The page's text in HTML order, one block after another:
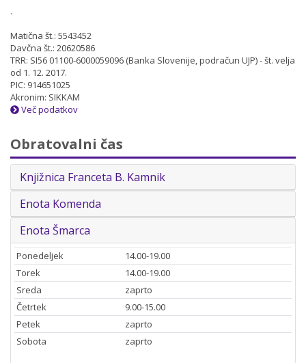
.
Matična št.: 5543452
Davčna št.: 20620586
TRR: SI56 01100-6000059096 (Banka Slovenije, podračun UJP) - št. velja
od 1. 12. 2017.
PIC: 914651025
Akronim: SIKKAM
Več podatkov
Obratovalni čas
Knjižnica Franceta B. Kamnik
Enota Komenda
Enota Šmarca
Ponedeljek
14.00-19.00
Torek
14.00-19.00
Sreda
zaprto
Četrtek
9.00-15.00
Petek
zaprto
Sobota
zaprto